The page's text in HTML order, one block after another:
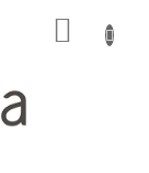
KOŠÍK